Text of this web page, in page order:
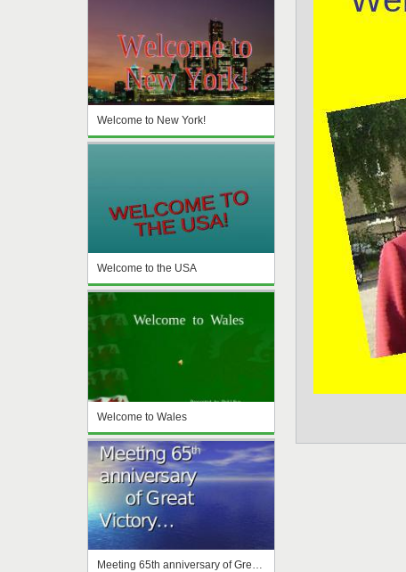
Welcome to New York!
Welcome to the USA
Welcome to Wales
Meeting 65th anniversary of Great Victory